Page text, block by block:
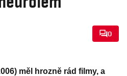
0
měl hrozně rád filmy, a